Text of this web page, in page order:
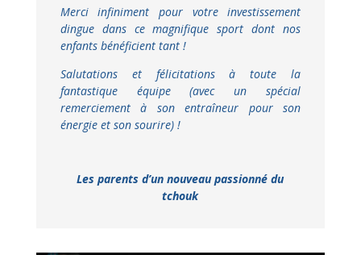
Merci infiniment pour votre investissement
dingue dans ce magnifique sport dont nos
enfants bénéficient tant !
Salutations et félicitations à toute la
fantastique équipe (avec un spécial
remerciement à son entraîneur pour son
énergie et son sourire) !
Les parents d’un nouveau passionné du
tchouk